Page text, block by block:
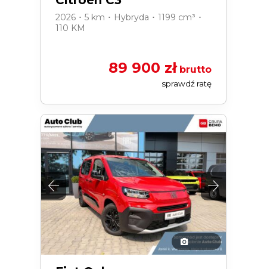
2026 ･ 5 km ･ Hybryda ･ 1199 cm³ ･
110 KM
89 900 złbrutto
sprawdź ratę